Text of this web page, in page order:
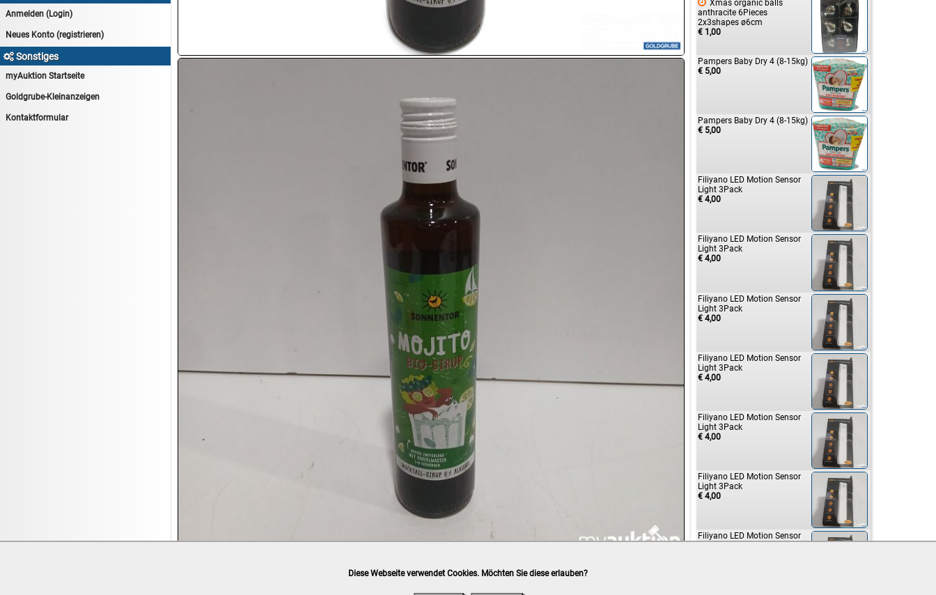
14.08:1€ Totalabverkauf
15.08:Lebensmittel/Wein
15.08:Drogerie/Kosmetik
Anmelden (Login)
Neues Konto (registrieren)
Sonstiges
myAuktion Startseite
Goldgrube-Kleinanzeigen
Kontaktformular
Xmas organic balls
anthracite 6Pieces
2x3shapes ø6cm
€ 1,00
Pampers Baby Dry 4 (8-15kg)
€ 5,00
Pampers Baby Dry 4 (8-15kg)
€ 5,00
Filiyano LED Motion Sensor
Light 3Pack
€ 4,00
Filiyano LED Motion Sensor
Light 3Pack
€ 4,00
Filiyano LED Motion Sensor
Light 3Pack
€ 4,00
Filiyano LED Motion Sensor
Light 3Pack
€ 4,00
Filiyano LED Motion Sensor
Light 3Pack
€ 4,00
Filiyano LED Motion Sensor
Light 3Pack
€ 4,00
Filiyano LED Motion Sensor
Diese Webseite verwendet Cookies. Möchten Sie diese erlauben?